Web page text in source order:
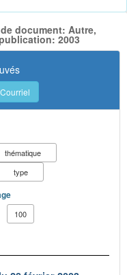
document: Autre,
2003
Courriel
thématique
type
100